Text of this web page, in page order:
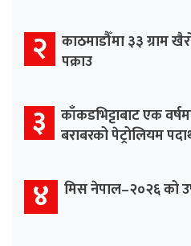
२
काठमाडौँमा ३३ ग्राम
पक्राउ
३
काँकडभिट्टाबाट एक
बराबरको पेट्रोलियम
४ मिस नेपाल–२०२६ को